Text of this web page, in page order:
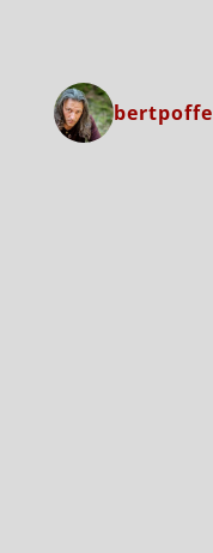
bertpoffe